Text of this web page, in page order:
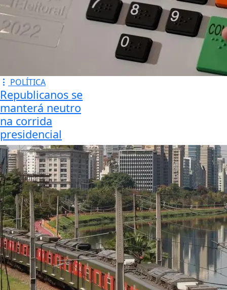
POLÍTICA
Republicanos se
manterá neutro
na corrida
presidencial